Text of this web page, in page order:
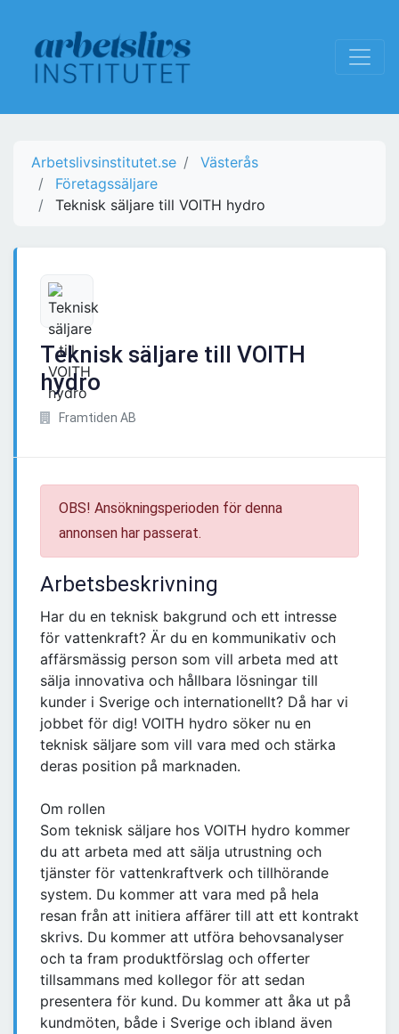
Arbetslivsinstitutet.se
Västerås
Företagssäljare
Teknisk säljare till VOITH hydro
Teknisk säljare till VOITH
hydro
Framtiden AB
OBS! Ansökningsperioden för denna
annonsen har passerat.
Arbetsbeskrivning
Har du en teknisk bakgrund och ett intresse
för vattenkraft? Är du en kommunikativ och
affärsmässig person som vill arbeta med att
sälja innovativa och hållbara lösningar till
kunder i Sverige och internationellt? Då har vi
jobbet för dig! VOITH hydro söker nu en
teknisk säljare som vill vara med och stärka
deras position på marknaden.
Om rollen
Som teknisk säljare hos VOITH hydro kommer
du att arbeta med att sälja utrustning och
tjänster för vattenkraftverk och tillhörande
system. Du kommer att vara med på hela
resan från att initiera affärer till att ett kontrakt
skrivs. Du kommer att utföra behovsanalyser
och ta fram produktförslag och offerter
tillsammans med kollegor för att sedan
presentera för kund. Du kommer att åka ut på
kundmöten, både i Sverige och ibland även